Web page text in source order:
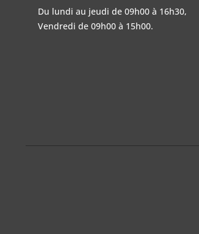
Du lundi au jeudi de 09h00 à 16h30,
Vendredi de 09h00 à 15h00.